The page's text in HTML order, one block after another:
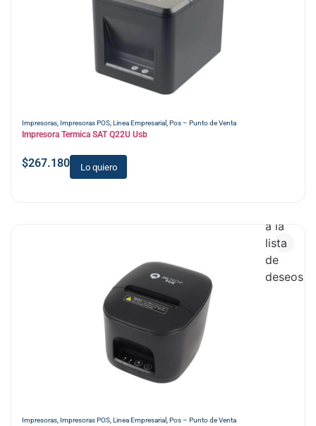
Impresoras Impresoras POS Linea Empresarial Pos – Punto de Venta
Impresora Termica SAT Q22U Usb
$267.180 Lo quiero
Impresoras Impresoras POS Linea Empresarial Pos – Punto de Venta
a la
lista
de
deseos